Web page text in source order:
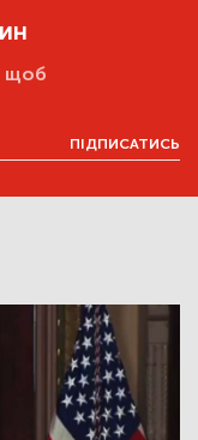
щоб
ПІДПИСАТИСЬ